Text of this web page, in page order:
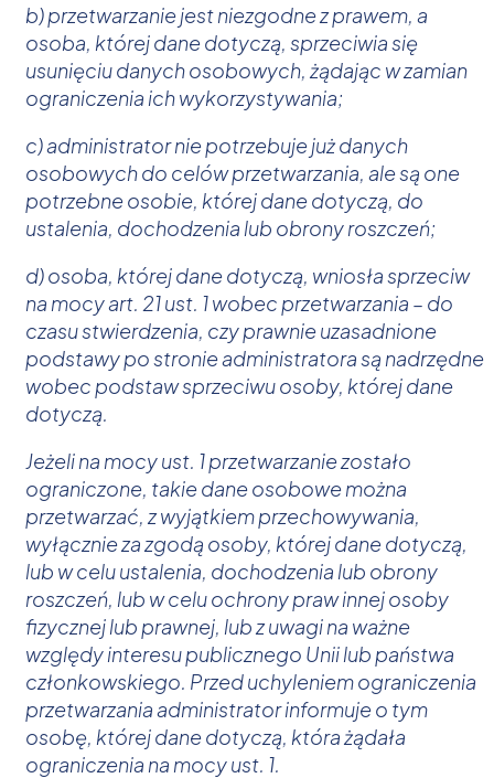
b) przetwarzanie jest niezgodne z prawem, a
osoba, której dane dotyczą, sprzeciwia się
usunięciu danych osobowych, żądając w zamian
ograniczenia ich wykorzystywania;
c) administrator nie potrzebuje już danych
osobowych do celów przetwarzania, ale są one
potrzebne osobie, której dane dotyczą, do
ustalenia, dochodzenia lub obrony roszczeń;
d) osoba, której dane dotyczą, wniosła sprzeciw
na mocy art. 21 ust. 1 wobec przetwarzania – do
czasu stwierdzenia, czy prawnie uzasadnione
podstawy po stronie administratora są nadrzędne
wobec podstaw sprzeciwu osoby, której dane
dotyczą.
Jeżeli na mocy ust. 1 przetwarzanie zostało
ograniczone, takie dane osobowe można
przetwarzać, z wyjątkiem przechowywania,
wyłącznie za zgodą osoby, której dane dotyczą,
lub w celu ustalenia, dochodzenia lub obrony
roszczeń, lub w celu ochrony praw innej osoby
fizycznej lub prawnej, lub z uwagi na ważne
względy interesu publicznego Unii lub państwa
członkowskiego. Przed uchyleniem ograniczenia
przetwarzania administrator informuje o tym
osobę, której dane dotyczą, która żądała
ograniczenia na mocy ust. 1.